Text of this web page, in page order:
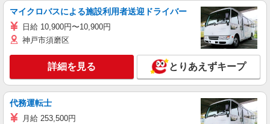
マイクロバスによる施設利用者送迎ドライバー
日給 10,900円〜10,900円
神戸市須磨区
詳細を見る とりあえずキープ
代務運転士
月給 253,500円